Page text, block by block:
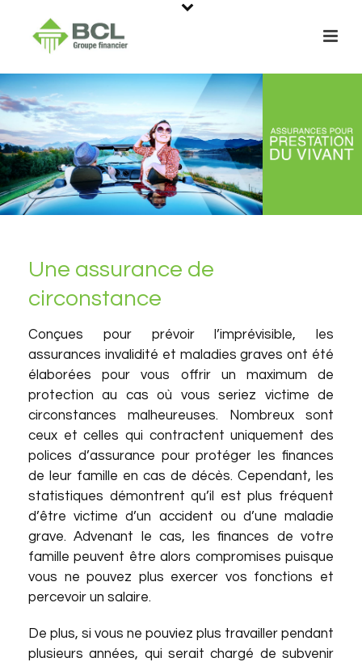
Une assurance de
circonstance
Conçues pour prévoir l’imprévisible, les
assurances invalidité et maladies graves ont été
élaborées pour vous offrir un maximum de
protection au cas où vous seriez victime de
circonstances malheureuses. Nombreux sont
ceux et celles qui contractent uniquement des
polices d’assurance pour protéger les finances
de leur famille en cas de décès. Cependant, les
statistiques démontrent qu’il est plus fréquent
d’être victime d’un accident ou d’une maladie
grave. Advenant le cas, les finances de votre
famille peuvent être alors compromises puisque
vous ne pouvez plus exercer vos fonctions et
percevoir un salaire.
De plus, si vous ne pouviez plus travailler pendant
plusieurs années, qui serait chargé de subvenir